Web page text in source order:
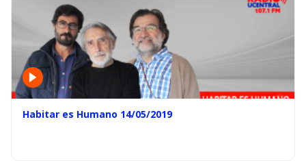
Habitar es Humano 14/05/2019